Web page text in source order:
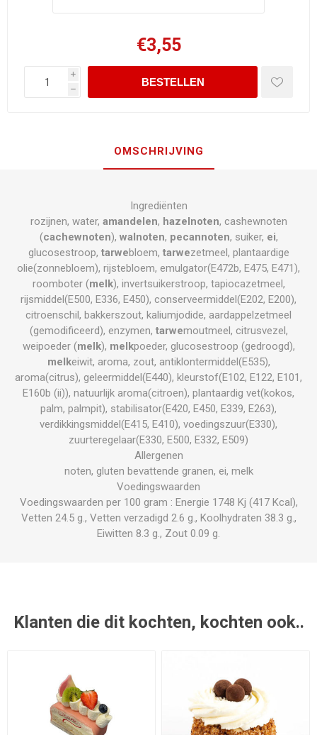
€3,55
i
h
OMSCHRIJVING
Ingrediënten
rozijnen, water, amandelen, hazelnoten, cashewnoten
(cachewnoten), walnoten, pecannoten, suiker, ei,
glucosestroop, tarwebloem, tarwezetmeel, plantaardige
olie(zonnebloem), rijstebloem, emulgator(E472b, E475, E471),
roomboter (melk), invertsuikerstroop, tapiocazetmeel,
rijsmiddel(E500, E336, E450), conserveermiddel(E202, E200),
citroenschil, bakkerszout, kaliumjodide, aardappelzetmeel
(gemodificeerd), enzymen, tarwemoutmeel, citrusvezel,
weipoeder (melk), melkpoeder, glucosestroop (gedroogd),
melkeiwit, aroma, zout, antiklontermiddel(E535),
aroma(citrus), geleermiddel(E440), kleurstof(E102, E122, E101,
E160b (ii)), natuurlijk aroma(citroen), plantaardig vet(kokos,
palm, palmpit), stabilisator(E420, E450, E339, E263),
verdikkingsmiddel(E415, E410), voedingszuur(E330),
zuurteregelaar(E330, E500, E332, E509)
Allergenen
noten, gluten bevattende granen, ei, melk
Voedingswaarden
Voedingswaarden per 100 gram : Energie 1748 Kj (417 Kcal),
Vetten 24.5 g., Vetten verzadigd 2.6 g., Koolhydraten 38.3 g.,
Eiwitten 8.3 g., Zout 0.09 g.
Klanten die dit kochten, kochten ook..